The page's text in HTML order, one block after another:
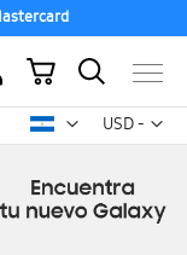
USD -
dólar
Mi carrito